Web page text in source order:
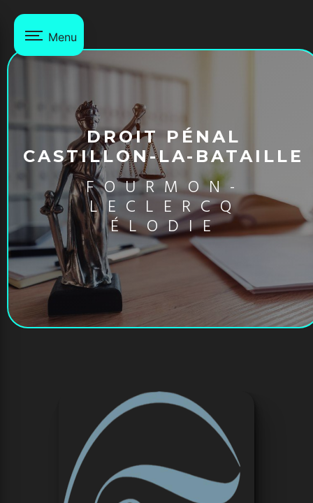
Menu
DROIT PÉNAL
CASTILLON-LA-BATAILLE
FOURMON-
LECLERCQ
ÉLODIE